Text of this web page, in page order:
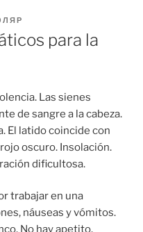
para la
Las sienes
de sangre a la cabeza.
El latido coincide con
oscuro. Insolación.
dificultosa.
trabajar en una
náuseas y vómitos.